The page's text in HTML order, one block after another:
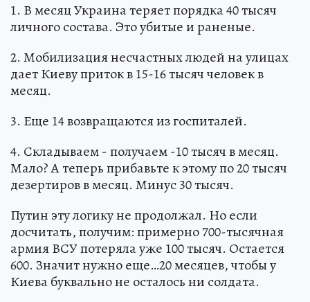
1. В месяц Украина теряет порядка 40 тысяч
личного состава. Это убитые и раненые.
2. Мобилизация несчастных людей на улицах
дает Киеву приток в 15-16 тысяч человек в
месяц.
3. Еще 14 возвращаются из госпиталей.
4. Складываем - получаем -10 тысяч в месяц.
Мало? А теперь прибавьте к этому по 20 тысяч
дезертиров в месяц. Минус 30 тысяч.
Путин эту логику не продолжал. Но если
досчитать, получим: примерно 700-тысячная
армия ВСУ потеряла уже 100 тысяч. Остается
600. Значит нужно еще…20 месяцев, чтобы у
Киева буквально не осталось ни солдата.